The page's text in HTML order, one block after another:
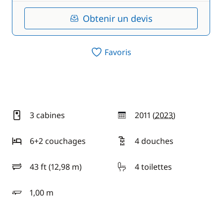
Obtenir un devis
Favoris
3 cabines 2011 (2023)
année
6+2 couchages
4 douches
43 ft (12,98 m)
longueur 4 toilettes
1,00 m
tirant d'eau